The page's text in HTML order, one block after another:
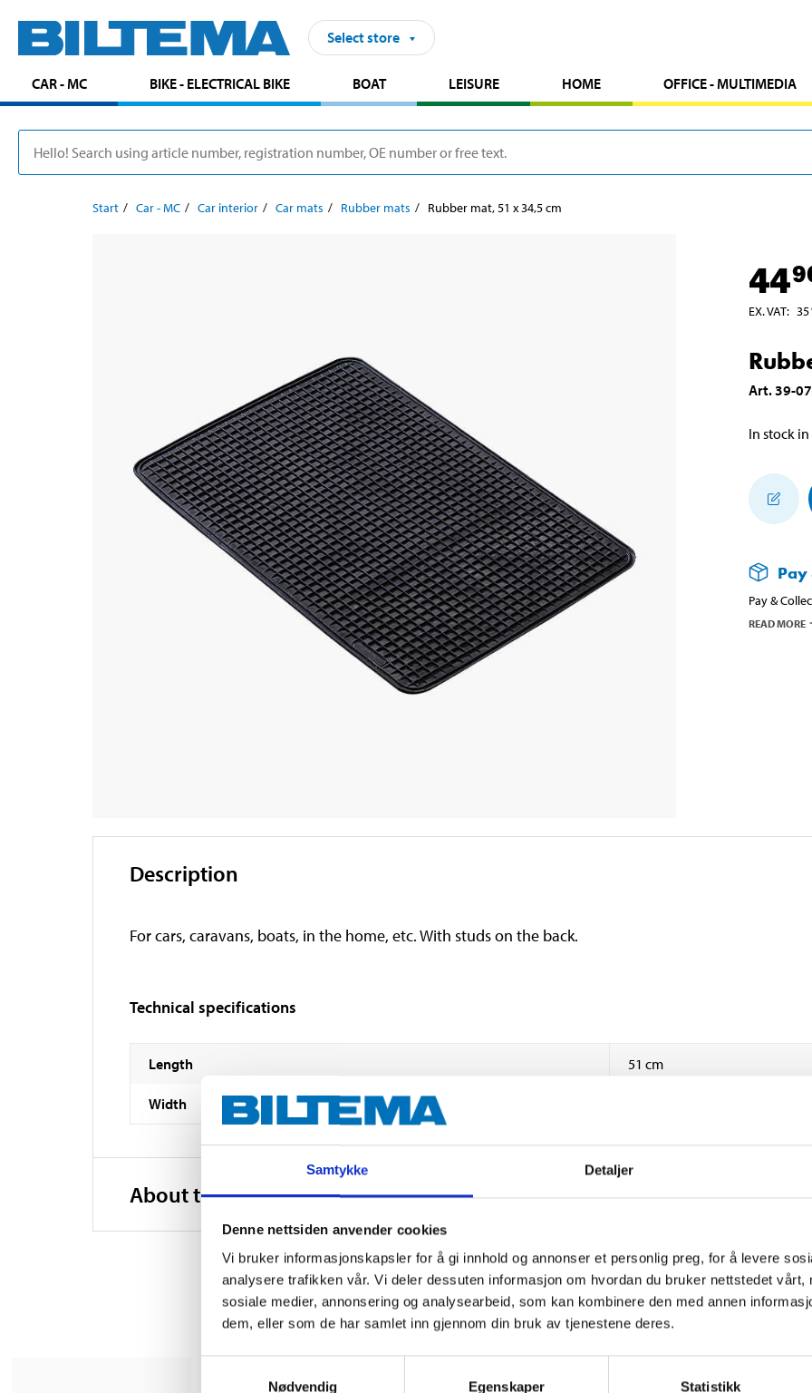
Samtykke Detaljer
Denne nettsiden anvender cookies
Vi bruker informasjonskapsler for å gi innhold og annonser et personlig preg, for å levere
analysere trafikken vår. Vi deler dessuten informasjon om hvordan du bruker nettstedet vårt,
sosiale medier, annonsering og analysearbeid, som kan kombinere den med annen
dem, eller som de har samlet inn gjennom din bruk av tjenestene deres.
Nødvendig
Egenskaper Statistikk
Select store
CAR - MC BIKE - ELECTRICAL BIKE BOAT LEISURE HOME OFFICE - MULTIMEDIA
Start Car - MC Car interior Car mats Rubber mats Rubber mat, 51 x 34,5 cm
44
EX. VAT: 35
Art.39-
In stock in
Pay
Pay &
READ MORE
Description
For cars, caravans, boats, in the home, etc. With studs on the back.
Technical specifications
Length 51 cm
Width
About the manufacturer
Other customers also bought